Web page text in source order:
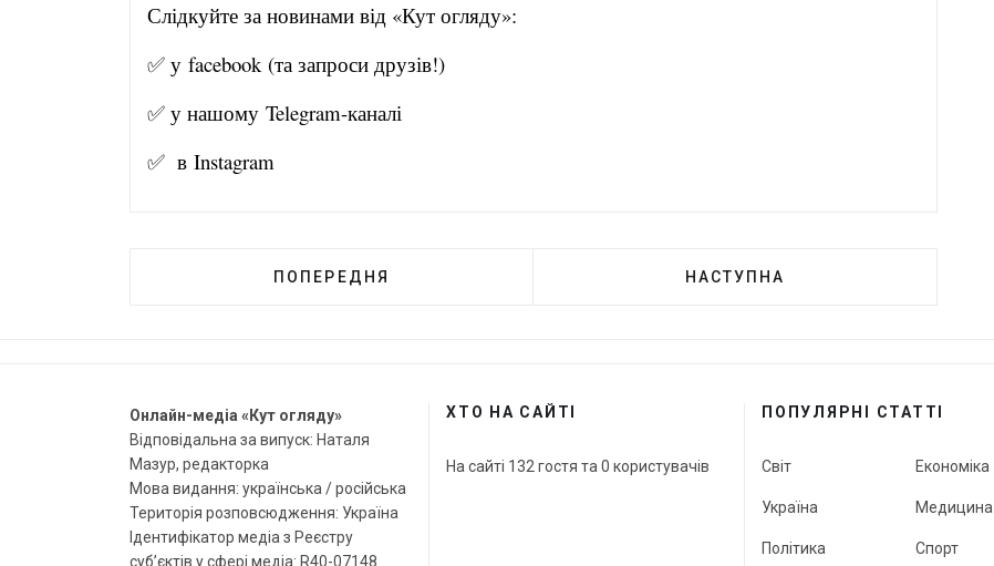
Слідкуйте за новинами від «Кут огляду»:
✅ у facebook(та запроси друзів!)
✅ у нашому Telegram-каналі
✅ в Instagram
ПОПЕРЕДНЯ НАСТУПНА
Онлайн-медіа «Кут огляду»
Відповідальна за випуск: Наталя
Мазур, редакторка
Мова видання: українська / російська
Територія розповсюдження: Україна
Ідентифікатор медіа з Реєстру
суб’єктів у сфері медіа: R40-07148
ХТО НА САЙТІ
На сайті 132 гостя та 0 користувачів
ПОПУЛЯРНІ СТАТТІ
Світ
Україна
Політика
Економіка
Медицина
Спорт